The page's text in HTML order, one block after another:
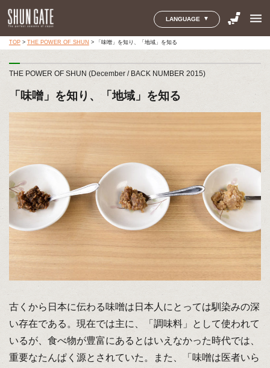
LANGUAGE menu
TOP> THE POWER OF SHUN > 「味噌」を知り、「地域」を知る
THE POWER OF SHUN (December / BACK NUMBER 2015)
「味噌」を知り、「地域」を知る
古くから日本に伝わる味噌は日本人にとっては馴染みの深
い存在である。現在では主に、「調味料」として使われて
いるが、食べ物が豊富にあるとはいえなかった時代では、
重要なたんぱく源とされていた。また、「味噌は医者いら